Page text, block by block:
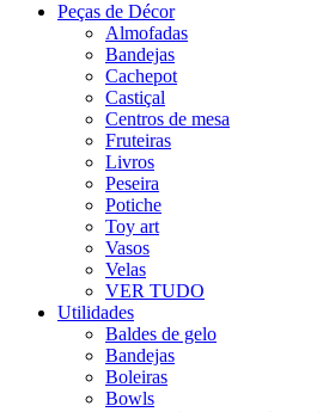
Peças de Décor
Almofadas
Bandejas
Cachepot
Castiçal
Centros de mesa
Fruteiras
Livros
Peseira
Potiche
Toy art
Vasos
Velas
VER TUDO
Utilidades
Baldes de gelo
Bandejas
Boleiras
Bowls